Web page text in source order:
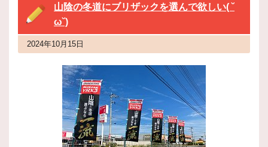
山陰の冬道にブリザックを選んで欲しい( ˘
ω˘)
2024年10月15日